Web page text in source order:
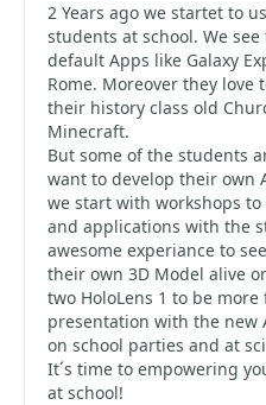
2 Years ago we startet to
students at school. We
default Apps like Galaxy
Rome. Moreover they
their history class old
Minecraft.
But some of the students
want to develop their own
we start with workshops
and applications with the
awesome experiance to
their own 3D Model alive
two HoloLens 1 to be
presentation with the new
on school parties and at
It´s time to empowering
at school!